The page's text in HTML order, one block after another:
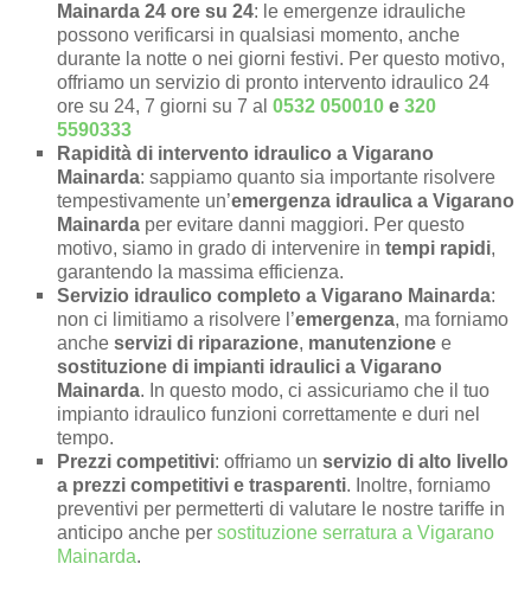
Mainarda 24 ore su 24: le emergenze idrauliche
possono verificarsi in qualsiasi momento, anche
durante la notte o nei giorni festivi. Per questo motivo,
offriamo un servizio di pronto intervento idraulico 24
ore su 24, 7 giorni su 7 al0532 050010 e320
5590333
Rapidità di intervento idraulico a Vigarano
Mainarda: sappiamo quanto sia importante risolvere
tempestivamente un’emergenza idraulica a Vigarano
Mainarda per evitare danni maggiori. Per questo
motivo, siamo in grado di intervenire intempi rapidi,
garantendo la massima efficienza.
Servizio idraulico completo a Vigarano Mainarda:
non ci limitiamo a risolvere l’emergenza, ma forniamo
ancheservizi di riparazione, manutenzione e
sostituzione di impianti idraulici a Vigarano
Mainarda. In questo modo, ci assicuriamo che il tuo
impianto idraulico funzioni correttamente e duri nel
tempo.
Prezzi competitivi: offriamo unservizio di alto livello
a prezzi competitivi e trasparenti. Inoltre, forniamo
preventivi per permetterti di valutare le nostre tariffe in
anticipo anche persostituzione serratura a Vigarano
Mainarda.